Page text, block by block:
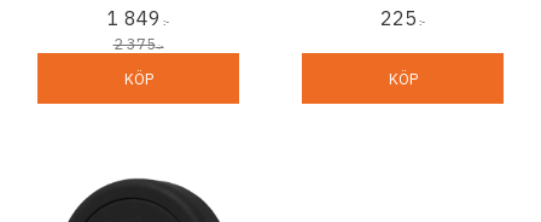
1 849 :-
2 375:-
KÖP
225 :-
KÖP